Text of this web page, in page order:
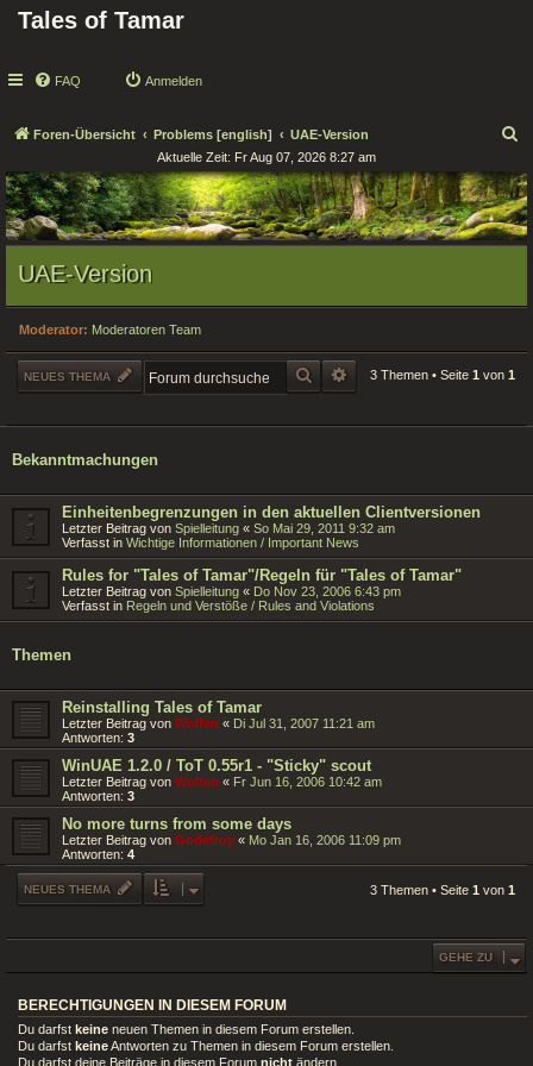
Tales of Tamar
FAQ Anmelden
Foren-Übersicht Problems [english] UAE-Version
c
h
e
Aktuelle Zeit: Fr Aug 07, 2026 8:27 am
UAE-Version
Moderator: Moderatoren Team
NEUES THEMA SUCHE ERWEITERTE SUCHE
3 Themen • Seite 1 von 1
Bekanntmachungen
Einheitenbegrenzungen in den aktuellen Clientversionen
Letzter Beitrag von Spielleitung « So Mai 29, 2011 9:32 am
Verfasst in Wichtige Informationen / Important News
Rules for "Tales of Tamar"/Regeln für "Tales of Tamar"
Letzter Beitrag von Spielleitung « Do Nov 23, 2006 6:43 pm
Verfasst in Regeln und Verstöße / Rules and Violations
Themen
Reinstalling Tales of Tamar
Letzter Beitrag von Wolfen « Di Jul 31, 2007 11:21 am
Antworten: 3
WinUAE 1.2.0 / ToT 0.55r1 - "Sticky" scout
Letzter Beitrag von Wolfen « Fr Jun 16, 2006 10:42 am
Antworten: 3
No more turns from some days
Letzter Beitrag von Godefroy « Mo Jan 16, 2006 11:09 pm
Antworten: 4
NEUES THEMA 3 Themen • Seite 1 von 1
GEHE ZU
BERECHTIGUNGEN IN DIESEM FORUM
Du darfst keine neuen Themen in diesem Forum erstellen.
Du darfst keineAntworten zu Themen in diesem Forum erstellen.
Du darfst deine Beiträge in diesem Forum nicht ändern.